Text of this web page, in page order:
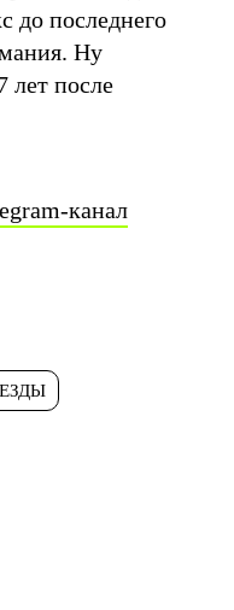
до последнего
Ну
лет после
канал